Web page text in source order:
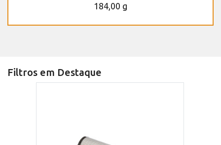
184,00 g
Filtros em Destaque